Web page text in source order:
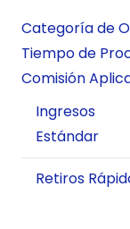
Categoría de
Tiempo de
Comisión
Ingresos
Estándar
Retiros